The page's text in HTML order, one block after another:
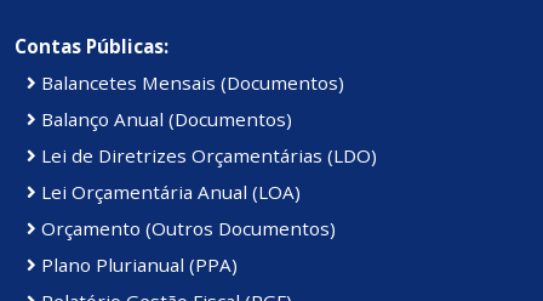
Contas Públicas:
Balancetes Mensais (Documentos)
Balanço Anual (Documentos)
Lei de Diretrizes Orçamentárias (LDO)
Lei Orçamentária Anual (LOA)
Orçamento (Outros Documentos)
Plano Plurianual (PPA)